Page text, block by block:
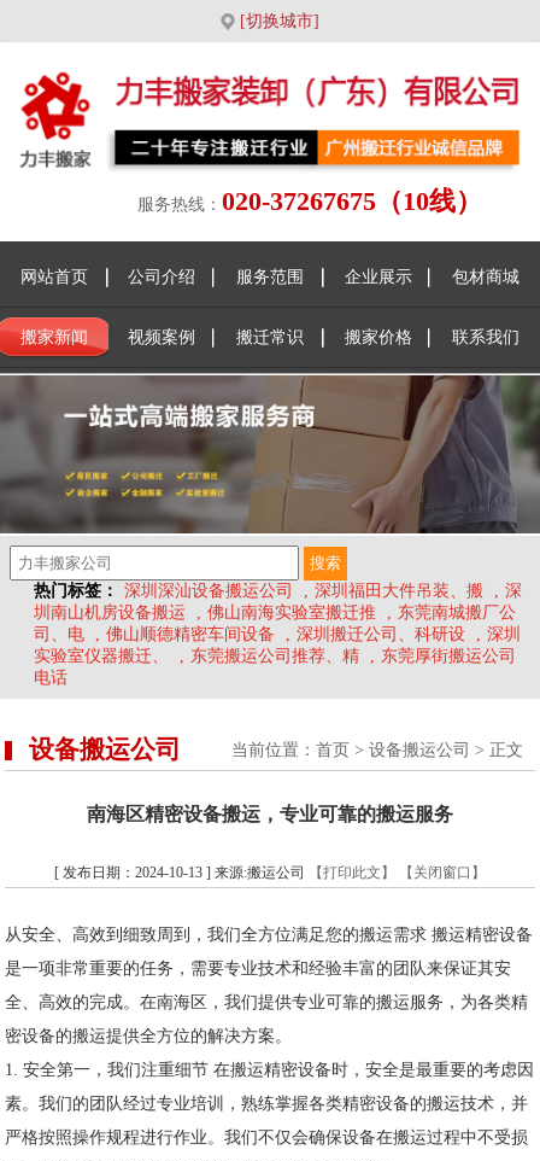
[切换城市]
服务热线： 020-37267675（10线）
网站首页 公司介绍 服务范围 企业展示 包材商城
搬家新闻 视频案例 搬迁常识 搬家价格 联系我们
热门标签： 深圳深汕设备搬运公司 , 深圳福田大件吊装、搬 , 深
圳南山机房设备搬运
, 佛山南海实验室搬迁推 , 东莞南城搬厂公
司、电
, 佛山顺德精密车间设备 , 深圳搬迁公司、科研设 , 深圳
实验室仪器搬迁、
, 东莞搬运公司推荐、精 , 东莞厚街搬运公司
电话
设备搬运公司 当前位置： 首页 > 设备搬运公司 > 正文
南海区精密设备搬运，专业可靠的搬运服务
[ 发布日期：2024-10-13 ] 来源:搬运公司 【打印此文】 【关闭窗口】
从安全、高效到细致周到，我们全方位满足您的搬运需求 搬运精密设备
是一项非常重要的任务，需要专业技术和经验丰富的团队来保证其安
全、高效的完成。在南海区，我们提供专业可靠的搬运服务，为各类精
密设备的搬运提供全方位的解决方案。
1. 安全第一，我们注重细节 在搬运精密设备时，安全是最重要的考虑因
素。我们的团队经过专业培训，熟练掌握各类精密设备的搬运技术，并
严格按照操作规程进行作业。我们不仅会确保设备在搬运过程中不受损